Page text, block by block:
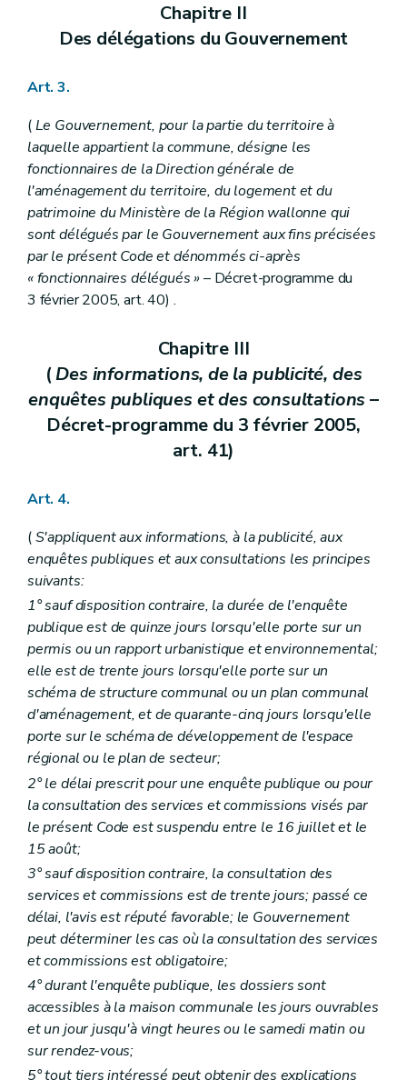
Art. 61
Art. 66
Art. 67
Art. 68
Art. 69
Art. 70
Art. 71
Chapitre V Du remembrement et du relotissement
Art. 72
Art. 73
Art. 74
Art. 75
Art. 77
Chapitre II Des règlements communaux d'urbanisme
Art. 78
Art. 79
Chapitre III Des dispositions communes
Chapitre premier Du permis d'urbanisme
Section première Des actes et travaux soumis à permis d'urbanisme
Section 2 Des charges d'urbanisme
Art. 86
Section 3 De la péremption et de la prorogation du permis d'urbanisme
Art. 87
Section 4 Du permis d'urbanisme à durée limitée
Art. 88
Chapitre II Du permis de lotir
Section première Des actes soumis à permis de lotir
Art. 89
Art. 90
Section 2 Des charges d'urbanisme
Art. 91
Section 3
Des effets du permis de lotir
Art. 92
Art. 94
Art. 95
Art. 96
Art. 97
Section 4 De la péremption du permis de lotir
Art. 98
Art. 100
Art. 101
Section 5 De la modification du permis de lotir
Art. 102
Art. 103
Chapitre II
Des délégations du Gouvernement
Art. 3.
(Le Gouvernement, pour la partie du territoire à
laquelle appartient la commune, désigne les
fonctionnaires de la Direction générale de
l'aménagement du territoire, du logement et du
patrimoine du Ministère de la Région wallonne qui
sont délégués par le Gouvernement aux fins précisées
par le présent Code et dénommés ci-après
« fonctionnaires délégués »– Décret-programme du
3 février 2005, art. 40) .
Chapitre III
(Des informations, de la publicité, des
enquêtes publiques et des consultations –
Décret-programme du 3 février 2005,
art. 41)
Art. 4.
(S'appliquent aux informations, à la publicité, aux
enquêtes publiques et aux consultations les principes
suivants:
1° sauf disposition contraire, la durée de l'enquête
publique est de quinze jours lorsqu'elle porte sur un
permis ou un rapport urbanistique et environnemental;
elle est de trente jours lorsqu'elle porte sur un
schéma de structure communal ou un plan communal
d'aménagement, et de quarante-cinq jours lorsqu'elle
porte sur le schéma de développement de l'espace
régional ou le plan de secteur;
2° le délai prescrit pour une enquête publique ou pour
la consultation des services et commissions visés par
le présent Code est suspendu entre le 16 juillet et le
15 août;
3° sauf disposition contraire, la consultation des
services et commissions est de trente jours; passé ce
délai, l'avis est réputé favorable; le Gouvernement
peut déterminer les cas où la consultation des services
et commissions est obligatoire;
4° durant l'enquête publique, les dossiers sont
accessibles à la maison communale les jours ouvrables
et un jour jusqu'à vingt heures ou le samedi matin ou
sur rendez-vous;
5° tout tiers intéressé peut obtenir des explications